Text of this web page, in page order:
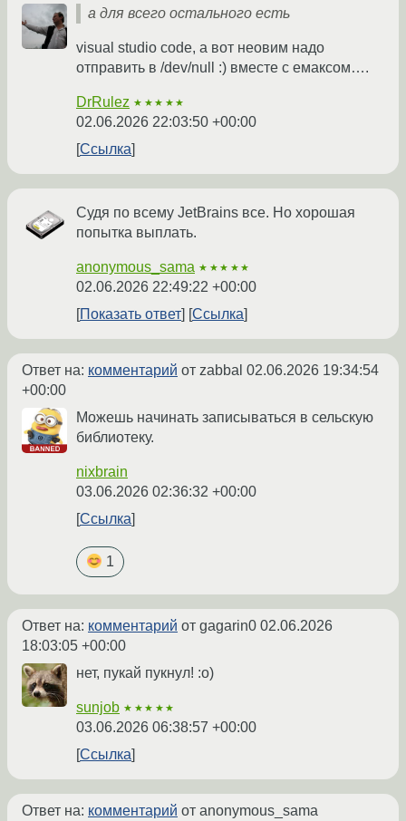
а для всего остального есть
visual studio code, а вот неовим надо
отправить в /dev/null :) вместе с емаксом….
DrRulez ★★★★★
02.06.2026 22:03:50 +00:00
Ссылка
Судя по всему JetBrains все. Но хорошая
попытка выплать.
anonymous_sama ★★★★★
02.06.2026 22:49:22 +00:00
Показать ответ
Ссылка
Ответ на: комментарий от zabbal 02.06.2026 19:34:54
+00:00
Можешь начинать записываться в сельскую
библиотеку.
nixbrain
03.06.2026 02:36:32 +00:00
Ссылка
1
Ответ на: комментарий от gagarin0 02.06.2026
18:03:05 +00:00
нет, пукай пукнул! :о)
sunjob ★★★★★
03.06.2026 06:38:57 +00:00
Ссылка
Ответ на: комментарий от anonymous_sama